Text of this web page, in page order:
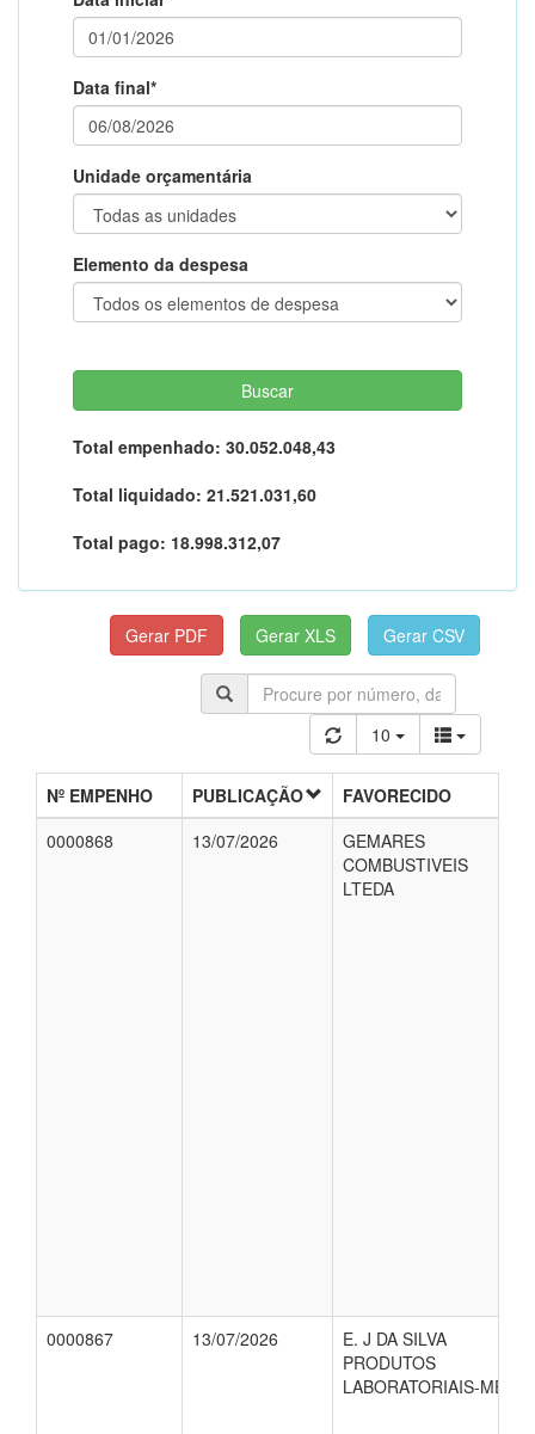
Data final*
Unidade orçamentária
Elemento da despesa
Total empenhado: 30.052.048,43
Total liquidado: 21.521.031,60
Total pago: 18.998.312,07
10
Nº EMPENHO PUBLICAÇÃO
FAVORECIDO
0000868
13/07/2026
GEMARES
COMBUSTIVEIS
LTEDA
0000867 13/07/2026
E. J DA SILVA
PRODUTOS
LABORATORIAIS-ME